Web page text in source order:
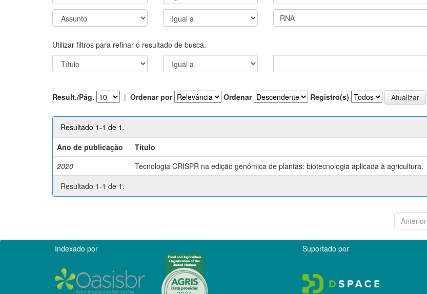
Utilizar filtros para refinar o resultado de busca.
Result./Pág. | Ordenar por Ordenar Registro(s)
Resultado 1-1 de 1.
Ano de publicação
Título
2020
Tecnologia CRISPR na edição genômica de plantas: biotecnologia aplicada à agricultura.
Resultado 1-1 de 1.
Anterior
Indexado por Suportado por